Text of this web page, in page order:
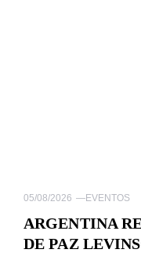
05/08/2026 —EVENTOS
ARGENTINA
DE PAZ